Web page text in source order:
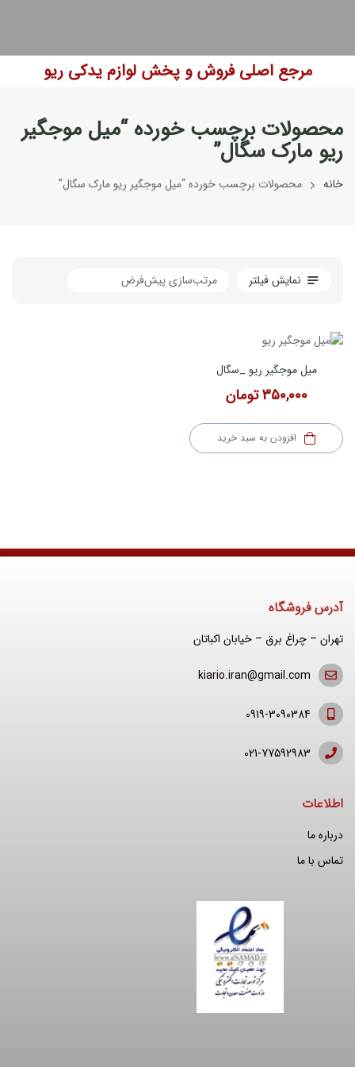
مرجع اصلی فروش و پخش لوازم یدکی ریو
محصولات برچسب خورده “میل موجگیر
ریو مارک سگال”
خانه محصولات برچسب خورده “میل موجگیر ریو مارک سگال”
نمایش فیلتر
میل موجگیر ریو _سگال
350,000تومان
افزودن به سبد خرید
آدرس فروشگاه
تهران – چراغ برق – خیابان اکباتان
kiario.iran@gmail.com
0919-3090384
021-77592983
اطلاعات
درباره ما
تماس با ما